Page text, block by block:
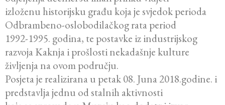
izloženu historijsku građu koja je svjedok perioda
Odbrambeno-oslobodilačkog rata period
1992-1995. godina, te postavke iz industrijskog
razvoja Kaknja i prošlosti nekadašnje kulture
življenja na ovom području.
Posjeta je realizirana u petak 08. Juna 2018.godine. i
predstavlja jednu od stalnih aktivnosti